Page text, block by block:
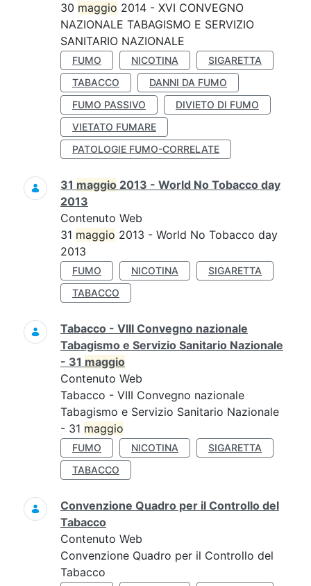
30 maggio 2014 - XVI CONVEGNO
NAZIONALE TABAGISMO E SERVIZIO
SANITARIO NAZIONALE
FUMO NICOTINA
SIGARETTA
TABACCO
DANNI DA FUMO
FUMO PASSIVO
DIVIETO DI FUMO
VIETATO FUMARE
PATOLOGIE FUMO-CORRELATE
31 maggio 2013 - World No Tobacco day
2013
Contenuto Web
31 maggio 2013 - World No Tobacco day
2013
FUMO NICOTINA
SIGARETTA
TABACCO
Tabacco - VIII Convegno nazionale
Tabagismo e Servizio Sanitario Nazionale
- 31 maggio
Contenuto Web
Tabacco - VIII Convegno nazionale
Tabagismo e Servizio Sanitario Nazionale
- 31 maggio
FUMO NICOTINA
SIGARETTA
TABACCO
Convenzione Quadro per il Controllo del
Tabacco
Contenuto Web
Convenzione Quadro per il Controllo del
Tabacco